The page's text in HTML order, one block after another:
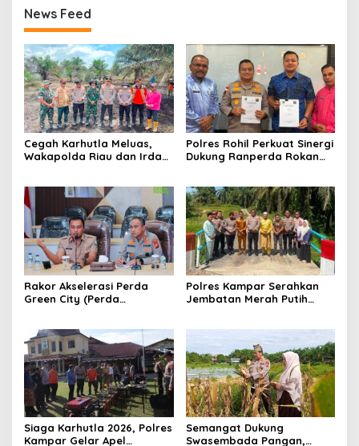
News Feed
Cegah Karhutla Meluas,
Wakapolda Riau dan Irdam
Limau Kapas
Polres Rohil Perkuat Sinergi
Dukung Ranperda Rokan
Rakor Akselerasi Perda
Green City (Perda
Lingkungan Hidup Kota
Pekanbaru dan Tim Pakar
Polres Kampar Serahkan
Jembatan Merah Putih
Siaga Karhutla 2026, Polres
Kampar Gelar Apel
Semangat Dukung
Swasembada Pangan,